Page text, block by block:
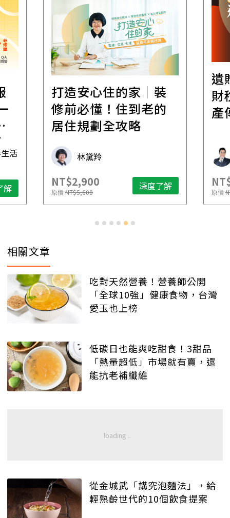
活
解
打造安心住的家｜裝
修前必懂！住到老的
居住規劃全攻略
林黛羚
NT$2,900
原價NT$5,600 深度了解
遺
財
產
原價
相關文章
吃對天然營養！營養師公開
「全球10強」健康食物，台灣
愛玉也上榜
低碳日也能爽吃甜食！3甜品
「熱量超低」市場就有賣，還
能抗老補纖維
從金城武「講究泡麵法」，給
輕熟齡世代的10個飲食提案